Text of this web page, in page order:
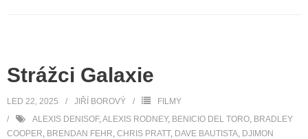
Strážci Galaxie
LED 22, 2025 JIŘÍ BOROVÝ
FILMY
ALEXIS DENISOF,ALEXIS RODNEY, BENICIO DEL TORO, BRADLEY
COOPER, BRENDAN FEHR, CHRIS PRATT, DAVE BAUTISTA, DJIMON